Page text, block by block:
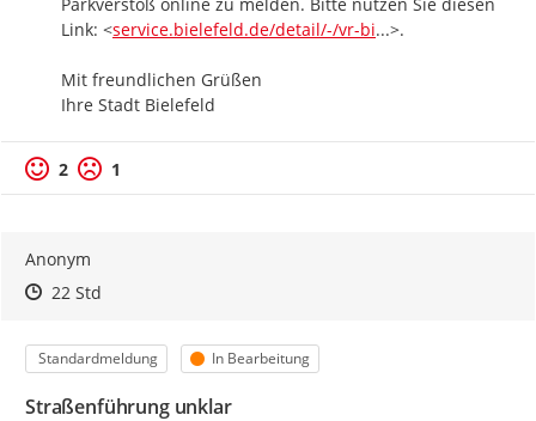
Link: <https://
service.bielefeld.de/detail/-/vr-bis-detail/
...>.
Mit freundlichen Grüßen
Ihre Stadt Bielefeld
2 1
Anonym
Zeitpunkt des Erstellens
Zeitpunkt des Erstellens
22 StdZur Äußerung
Kategorie
Standardmeldung Status
In Bearbeitung
Straßenführung unklar